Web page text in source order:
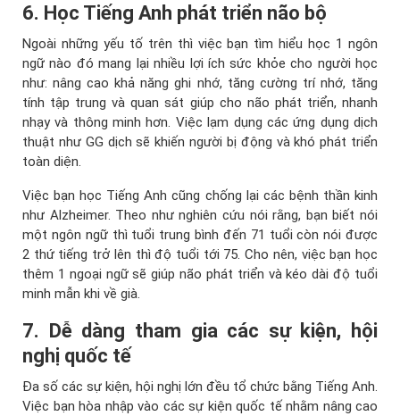
6. Học Tiếng Anh phát triển não bộ
Ngoài những yếu tố trên thì việc bạn tìm hiểu học 1 ngôn
ngữ nào đó mang lại nhiều lợi ích sức khỏe cho người học
như: nâng cao khả năng ghi nhớ, tăng cường trí nhớ, tăng
tính tập trung và quan sát giúp cho não phát triển, nhanh
nhạy và thông minh hơn. Việc lạm dụng các ứng dụng dịch
thuật như GG dịch sẽ khiến người bị động và khó phát triển
toàn diện.
Việc bạn học Tiếng Anh cũng chống lại các bệnh thần kinh
như Alzheimer. Theo như nghiên cứu nói rằng, bạn biết nói
một ngôn ngữ thì tuổi trung bình đến 71 tuổi còn nói được
2 thứ tiếng trở lên thì độ tuổi tới 75. Cho nên, việc bạn học
thêm 1 ngoại ngữ sẽ giúp não phát triển và kéo dài độ tuổi
minh mẫn khi về già.
7. Dễ dàng tham gia các sự kiện, hội
nghị quốc tế
Đa số các sự kiện, hội nghị lớn đều tổ chức bằng Tiếng Anh.
Việc bạn hòa nhập vào các sự kiện quốc tế nhằm nâng cao